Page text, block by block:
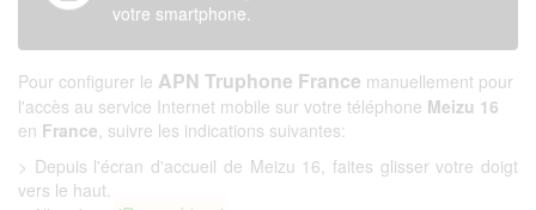
votre smartphone.
Pour configurer le APN Truphone France manuellement pour
l'accès au service Internet mobile sur votre téléphone Meizu 16
en France, suivre les indications suivantes:
> Depuis l'écran d'accueil de Meizu 16, faites glisser votre doigt
vers le haut.